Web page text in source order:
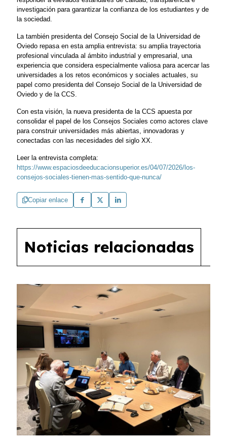
investigación para garantizar la confianza de los estudiantes y de
la sociedad.
La también presidenta del Consejo Social de la Universidad de
Oviedo repasa en esta amplia entrevista: su amplia trayectoria
profesional vinculada al ámbito industrial y empresarial, una
experiencia que considera especialmente valiosa para acercar las
universidades a los retos económicos y sociales actuales, su
papel como presidenta del Consejo Social de la Universidad de
Oviedo y de la CCS.
Con esta visión, la nueva presidenta de la CCS apuesta por
consolidar el papel de los Consejos Sociales como actores clave
para construir universidades más abiertas, innovadoras y
conectadas con las necesidades del siglo XX.
Leer la entrevista completa:
https://www.espaciosdeeducacionsuperior.es/04/07/2026/los-
consejos-sociales-tienen-mas-sentido-que-nunca/
Copiar enlace
Noticias relacionadas